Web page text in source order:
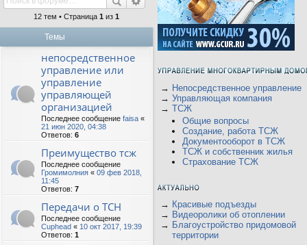
12 тем • Страница 1 из 1
Темы
непосредственное
управление или
управление
управляющей
организацией
Последнее сообщение faisa «
21 июн 2020, 04:38
Ответов: 6
Преимущество тсж
Последнее сообщение
Громимолния « 09 фев 2018,
11:45
Ответов: 7
Передачи о ТСН
Последнее сообщение
Cuphead « 10 окт 2017, 19:39
Ответов: 1
→ Непосредственное управление
→ Управляющая компания
→ ТСЖ
Общие вопросы
Создание, работа ТСЖ
Документооборот в ТСЖ
ТСЖ и собственник жилья
Страхование ТСЖ
→ Красивые подъезды
→ Видеоролики об отоплении
→ Благоустройство придомовой
территории